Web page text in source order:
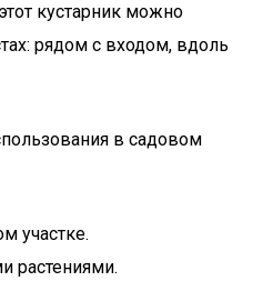
кустарник можно
рядом с входом, вдоль
в садовом
участке.
растениями.